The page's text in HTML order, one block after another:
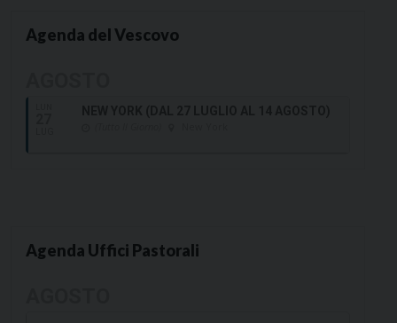
Agenda del Vescovo
Agenda Uffici Pastorali